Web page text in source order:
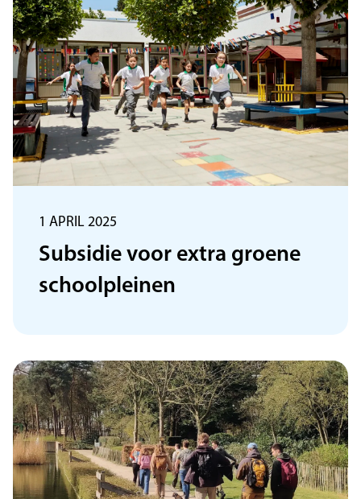
Subsidie voor extra groene
schoolpleinen
1 APRIL 2025